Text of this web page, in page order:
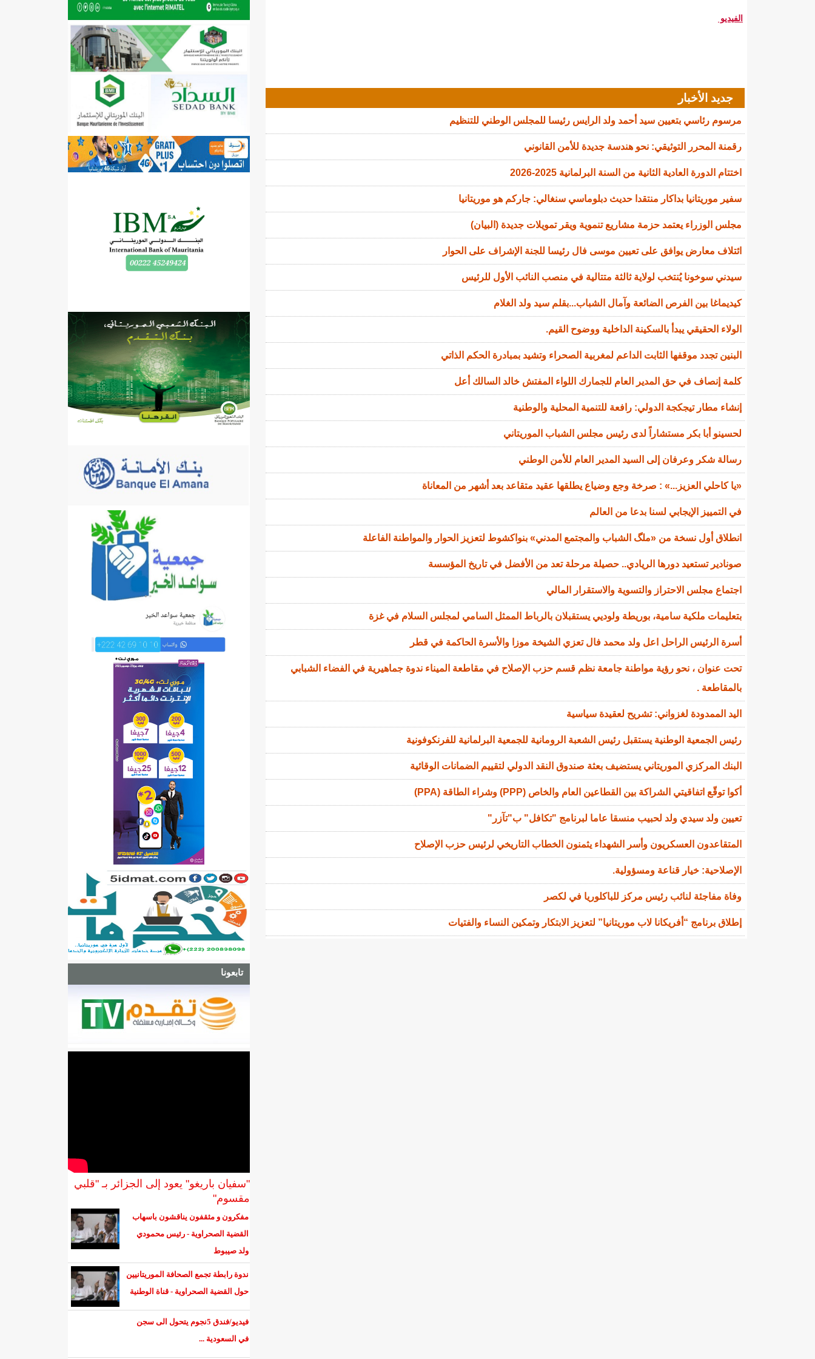
تابعونا
"سفيان باريغو" يعود إلى الجزائر بـ "قلبي
مقسوم"
مفكرون و مثقفون يناقشون باسهاب
القضية الصحراوية - رئيس محمودي
ولد صيبوط
ندوة رابطة تجمع الصحافة الموريتانيين
حول القضية الصحراوية - قناة الوطنية
فيديو/فندق 5نجوم يتحول الى سجن
في السعودية ...
الفيديو
جديد الأخبار
مرسوم رئاسي بتعيين سيد أحمد ولد الرايس رئيسا للمجلس الوطني للتنظيم
رقمنة المحرر التوثيقي: نحو هندسة جديدة للأمن القانوني
اختتام الدورة العادية الثانية من السنة البرلمانية 2025-2026
سفير موريتانيا بداكار منتقدا حديث دبلوماسي سنغالي: جاركم هو موريتانيا
مجلس الوزراء يعتمد حزمة مشاريع تنموية ويقر تمويلات جديدة (البيان)
ائتلاف معارض يوافق على تعيين موسى فال رئيسا للجنة الإشراف على الحوار
سيدني سوخونا يُنتخب لولاية ثالثة متتالية في منصب النائب الأول للرئيس
كيديماغا بين الفرص الضائعة وآمال الشباب...بقلم سيد ولد الغلام
الولاء الحقيقي يبدأ بالسكينة الداخلية ووضوح القيم.
البنين تجدد موقفها الثابت الداعم لمغربية الصحراء وتشيد بمبادرة الحكم الذاتي
كلمة إنصاف في حق المدير العام للجمارك اللواء المفتش خالد السالك أعل
إنشاء مطار تيجكجة الدولي: رافعة للتنمية المحلية والوطنية
لحسينو أبا بكر مستشاراً لدى رئيس مجلس الشباب الموريتاني
رسالة شكر وعرفان إلى السيد المدير العام للأمن الوطني
«يا كاحلي العزيز...» : صرخة وجع وضياع يطلقها عقيد متقاعد بعد أشهر من المعاناة
في التمييز الإيجابي لسنا بدعا من العالم
انطلاق أول نسخة من «ملگ الشباب والمجتمع المدني» بنواكشوط لتعزيز الحوار والمواطنة الفاعلة
صونادير تستعيد دورها الريادي.. حصيلة مرحلة تعد من الأفضل في تاريخ المؤسسة
اجتماع مجلس الاحتراز والتسوية والاستقرار المالي
بتعليمات ملكية سامية، بوريطة ولوديي يستقبلان بالرباط الممثل السامي لمجلس السلام في غزة
أسرة الرئيس الراحل اعل ولد محمد فال تعزي الشيخة موزا والأسرة الحاكمة في قطر
تحت عنوان ، نحو رؤية مواطنة جامعة نظم قسم حزب الإصلاح في مقاطعة الميناء ندوة جماهيرية في الفضاء الشبابي
بالمقاطعة .
اليد الممدودة لغزواني: تشريح لعقيدة سياسية
رئيس الجمعية الوطنية يستقبل رئيس الشعبة الرومانية للجمعية البرلمانية للفرنكوفونية
البنك المركزي الموريتاني يستضيف بعثة صندوق النقد الدولي لتقييم الضمانات الوقائية
أكوا توقّع اتفاقيتي الشراكة بين القطاعين العام والخاص (PPP) وشراء الطاقة (PPA)
تعيين ولد سيدي ولد لحبيب منسقا عاما لبرنامج "تكافل" ب"تآزر"
المتقاعدون العسكريون وأسر الشهداء يثمنون الخطاب التاريخي لرئيس حزب الإصلاح
الإصلاحية: خيار قناعة ومسؤولية.
وفاة مفاجئة لنائب رئيس مركز للباكلوريا في لكصر
إطلاق برنامج “أفريكانا لاب موريتانيا” لتعزيز الابتكار وتمكين النساء والفتيات